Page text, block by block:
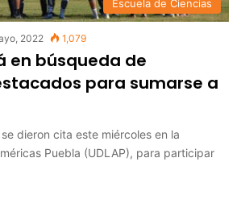
Escuela de Ciencias
2022 1,079
en búsqueda de
para sumarse a
dieron cita este miércoles en la
Puebla (UDLAP), para participar